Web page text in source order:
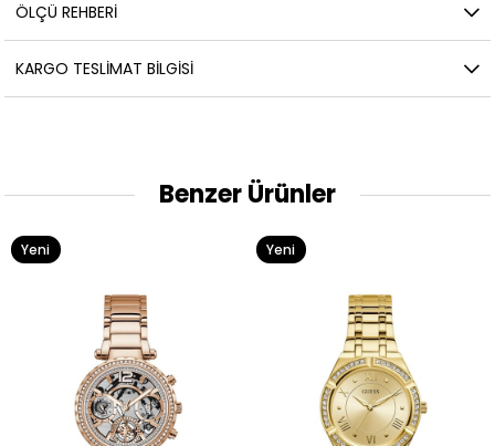
ÖLÇÜ REHBERI
KARGO TESLIMAT BILGISI
Benzer Ürünler